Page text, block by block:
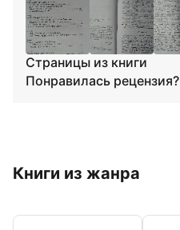
Cтраницы из книги
Понравилась рецензия?
Книги из жанра